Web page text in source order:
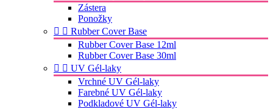
Zástera
Ponožky
  Rubber Cover Base
Rubber Cover Base 12ml
Rubber Cover Base 30ml
  UV Gél-laky
Vrchné UV Gél-laky
Farebné UV Gél-laky
Podkladové UV Gél-laky